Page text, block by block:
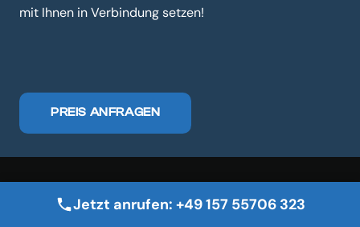
mit Ihnen in Verbindung setzen!
PREIS ANFRAGEN
Jetzt anrufen: +49 157 55706 323